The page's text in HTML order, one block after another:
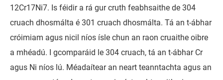
12Cr17Ni7. Is féidir a rá gur cruth feabhsaithe de 304
cruach dhosmálta é 301 cruach dhosmálta. Tá an t-ábhar
cróimiam agus nicil níos ísle chun an raon cruaithe oibre
a mhéadú. I gcomparáid le 304 cruach, tá an t-ábhar Cr
agus Ni níos lú. Méadaítear an neart teanntachta agus an